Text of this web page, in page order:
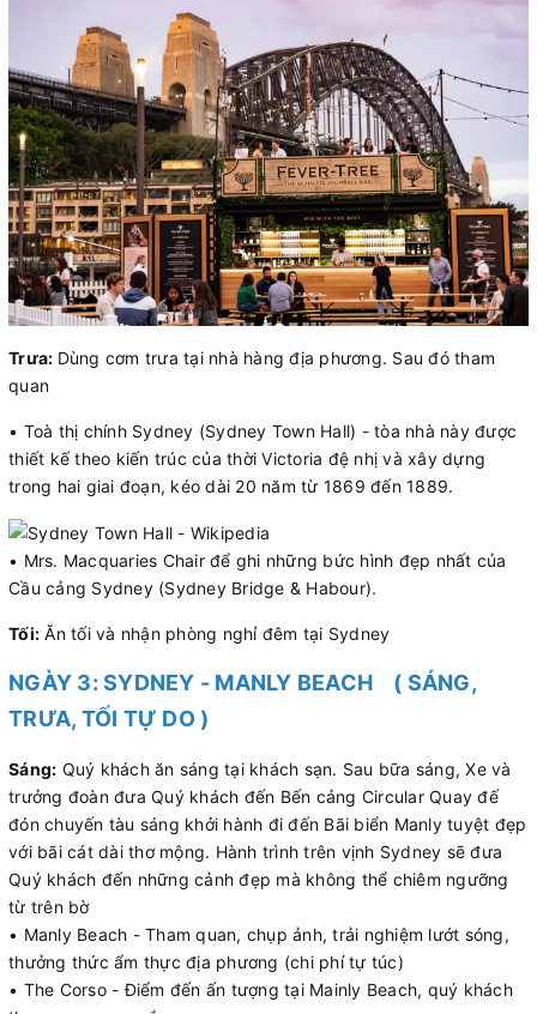
Trưa: Dùng cơm trưa tại nhà hàng địa phương. Sau đó tham
quan
• Toà thị chính Sydney (Sydney Town Hall) - tòa nhà này được
thiết kế theo kiến trúc của thời Victoria đệ nhị và xây dựng
trong hai giai đoạn, kéo dài 20 năm từ 1869 đến 1889.
• Mrs. Macquaries Chair để ghi những bức hình đẹp nhất của
Cầu cảng Sydney (Sydney Bridge & Habour).
Tối: Ăn tối và nhận phòng nghỉ đêm tại Sydney
NGÀY 3: SYDNEY - MANLY BEACH ( SÁNG,
TRƯA, TỐI TỰ DO )
Sáng: Quý khách ăn sáng tại khách sạn. Sau bữa sáng, Xe và
trưởng đoàn đưa Quý khách đến Bến cảng Circular Quay đế
đón chuyến tàu sáng khởi hành đi đến Bãi biển Manly tuyệt đẹp
với bãi cát dài thơ mộng. Hành trình trên vịnh Sydney sẽ đưa
Quý khách đến những cảnh đẹp mà không thể chiêm ngưỡng
từ trên bờ
• Manly Beach - Tham quan, chụp ảnh, trải nghiệm lướt sóng,
thưởng thức ẩm thực địa phương (chi phí tự túc)
• The Corso - Điểm đến ấn tượng tại Mainly Beach, quý khách